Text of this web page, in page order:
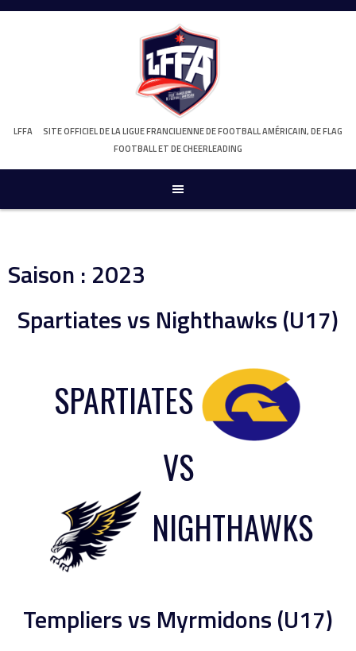
Skip
LFFA
SITE OFFICIEL DE LA LIGUE FRANCILIENNE DE FOOTBALL AMÉRICAIN, DE FLAG
FOOTBALL ET DE CHEERLEADING
Saison : 2023
Spartiates vs Nighthawks (U17)
SPARTIATES
VS
NIGHTHAWKS
Templiers vs Myrmidons (U17)